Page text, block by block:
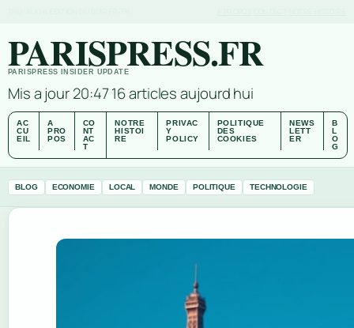
PARISPRESS.FR
PARISPRESS INSIDER UPDATE
Mis a jour 20:4716 articles aujourd hui
AC
CU
EIL
A
PRO
POS
CO
NT
AC
T
NOTRE
HISTOI
RE
PRIVAC
Y
POLICY
POLITIQUE
DES
COOKIES
NEWS
LETT
ER
B
L
O
G
BLOG ECONOMIE LOCAL MONDE POLITIQUE TECHNOLOGIE